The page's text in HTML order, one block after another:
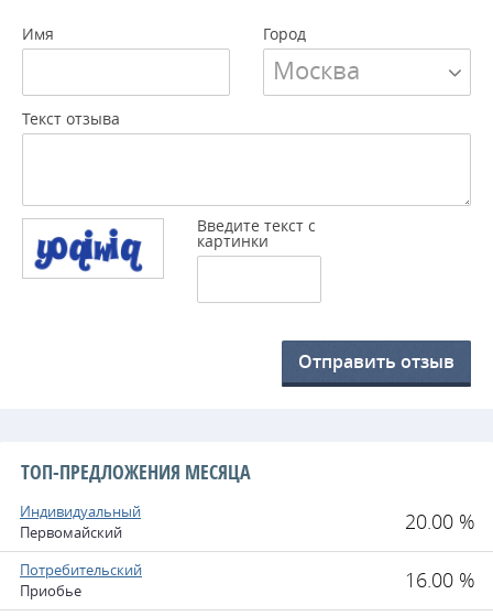
Имя Город
Москва
Текст отзыва
Введите текст с
картинки
Отправить отзыв
ТОП-ПРЕДЛОЖЕНИЯ МЕСЯЦА
Индивидуальный
Первомайский
20.00 %
Потребительский
Приобье
16.00 %